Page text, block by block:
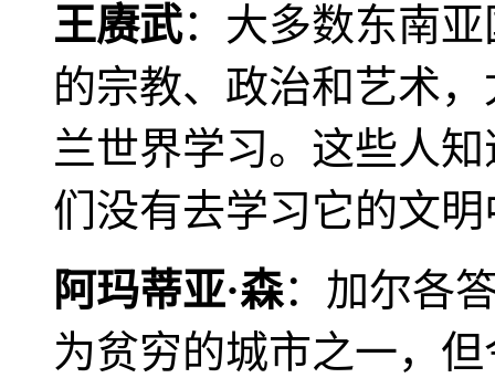
王赓武：大多数东南
的宗教、政治和艺术
兰世界学习。这些人
们没有去学习它的文
阿玛蒂亚·森：加尔各
为贫穷的城市之一，